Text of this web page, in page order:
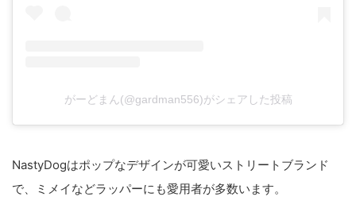
がーどまん(@gardman556)がシェアした投稿
NastyDogはポップなデザインが可愛いストリートブランド
で、ミメイなどラッパーにも愛用者が多数います。